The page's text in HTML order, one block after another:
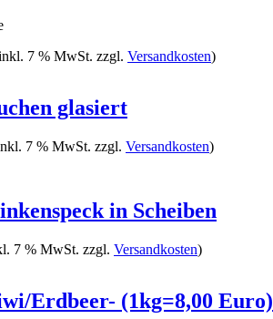
7 % MwSt. zzgl. Versandkosten)
glasiert
7 % MwSt. zzgl. Versandkosten)
in Scheiben
7 % MwSt. zzgl. Versandkosten)
Erdbeer- (1kg=8,00 Euro)